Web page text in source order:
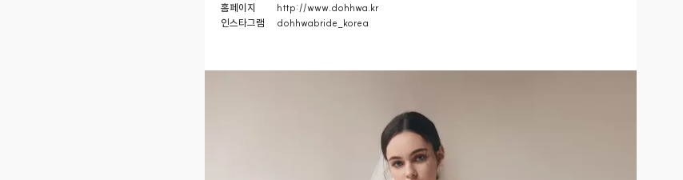
홈페이지
http://www.dohhwa.kr
인스타그램
dohhwabride_korea